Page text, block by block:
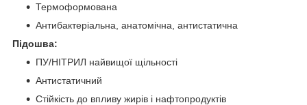
Термоформована
Антибактеріальна, анатомічна, антистатична
Підошва:
ПУ/НІТРИЛ найвищої щільності
Антистатичний
Стійкість до впливу жирів і нафтопродуктів